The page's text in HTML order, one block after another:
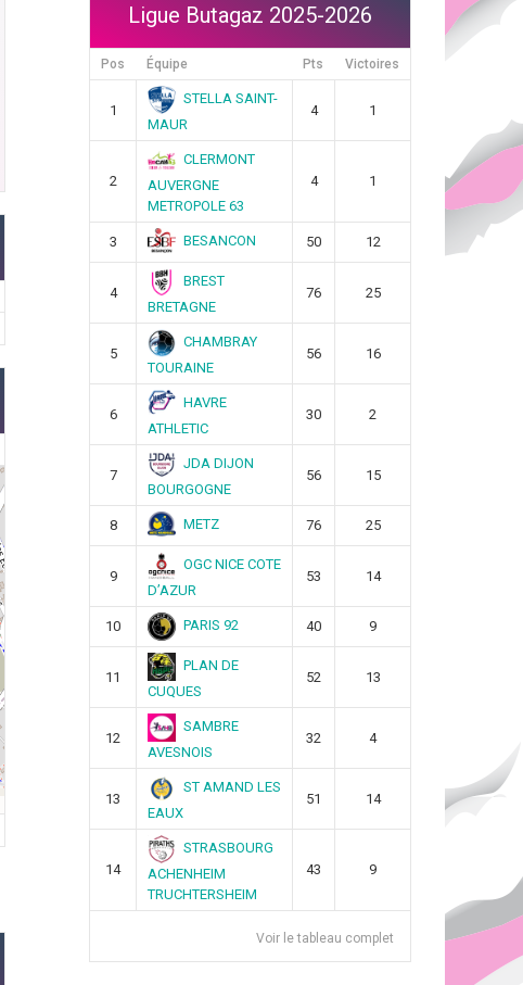
Ligue Butagaz 2025-2026
Pos Équipe Pts Victoires
1
STELLA SAINT-
MAUR
4 1
2
CLERMONT
AUVERGNE
METROPOLE 63
4 1
3 BESANCON 50 12
4
BREST
BRETAGNE
76 25
5
CHAMBRAY
TOURAINE
56 16
6
HAVRE
ATHLETIC
30 2
7
JDA DIJON
BOURGOGNE
56 15
8 METZ 76 25
9
OGC NICE COTE
D’AZUR
53 14
10 PARIS 92 40 9
11
PLAN DE
CUQUES
52 13
12
SAMBRE
AVESNOIS
32 4
13
ST AMAND LES
EAUX
51 14
14
STRASBOURG
ACHENHEIM
TRUCHTERSHEIM
43 9
Voir le tableau complet